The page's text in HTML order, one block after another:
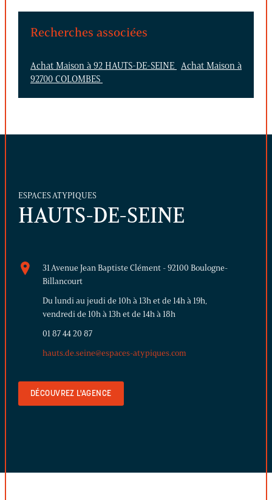
Recherches associées
Achat Maison à 92 HAUTS-DE-SEINE
Achat Maison à
92700 COLOMBES
ESPACES ATYPIQUES
HAUTS-DE-SEINE
31 Avenue Jean Baptiste Clément - 92100 Boulogne-
Billancourt
Du lundi au jeudi de 10h à 13h et de 14h à 19h,
vendredi de 10h à 13h et de 14h à 18h
01 87 44 20 87
hauts.de.seine@espaces-atypiques.com
DÉCOUVREZ L'AGENCE